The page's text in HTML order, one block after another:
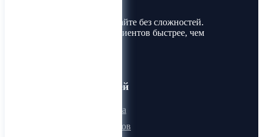
Покупайте и продавайте без сложностей.
Найдите товары и клиентов быстрее, чем
Для пользователей
Онлайн визитка
Для поставщиков